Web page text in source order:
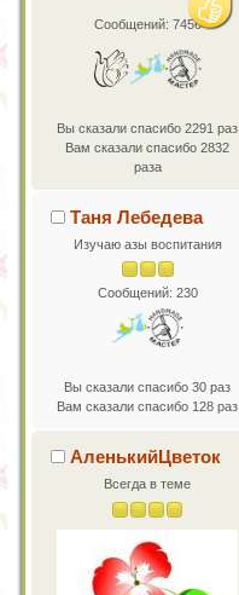
Сообщений: 7456
Вы сказали спасибо 2291 раз
Вам сказали спасибо 2832
раза
Таня Лебедева
Изучаю азы воспитания
Сообщений: 230
Вы сказали спасибо 30 раз
Вам сказали спасибо 128 раз
АленькийЦветок
Всегда в теме